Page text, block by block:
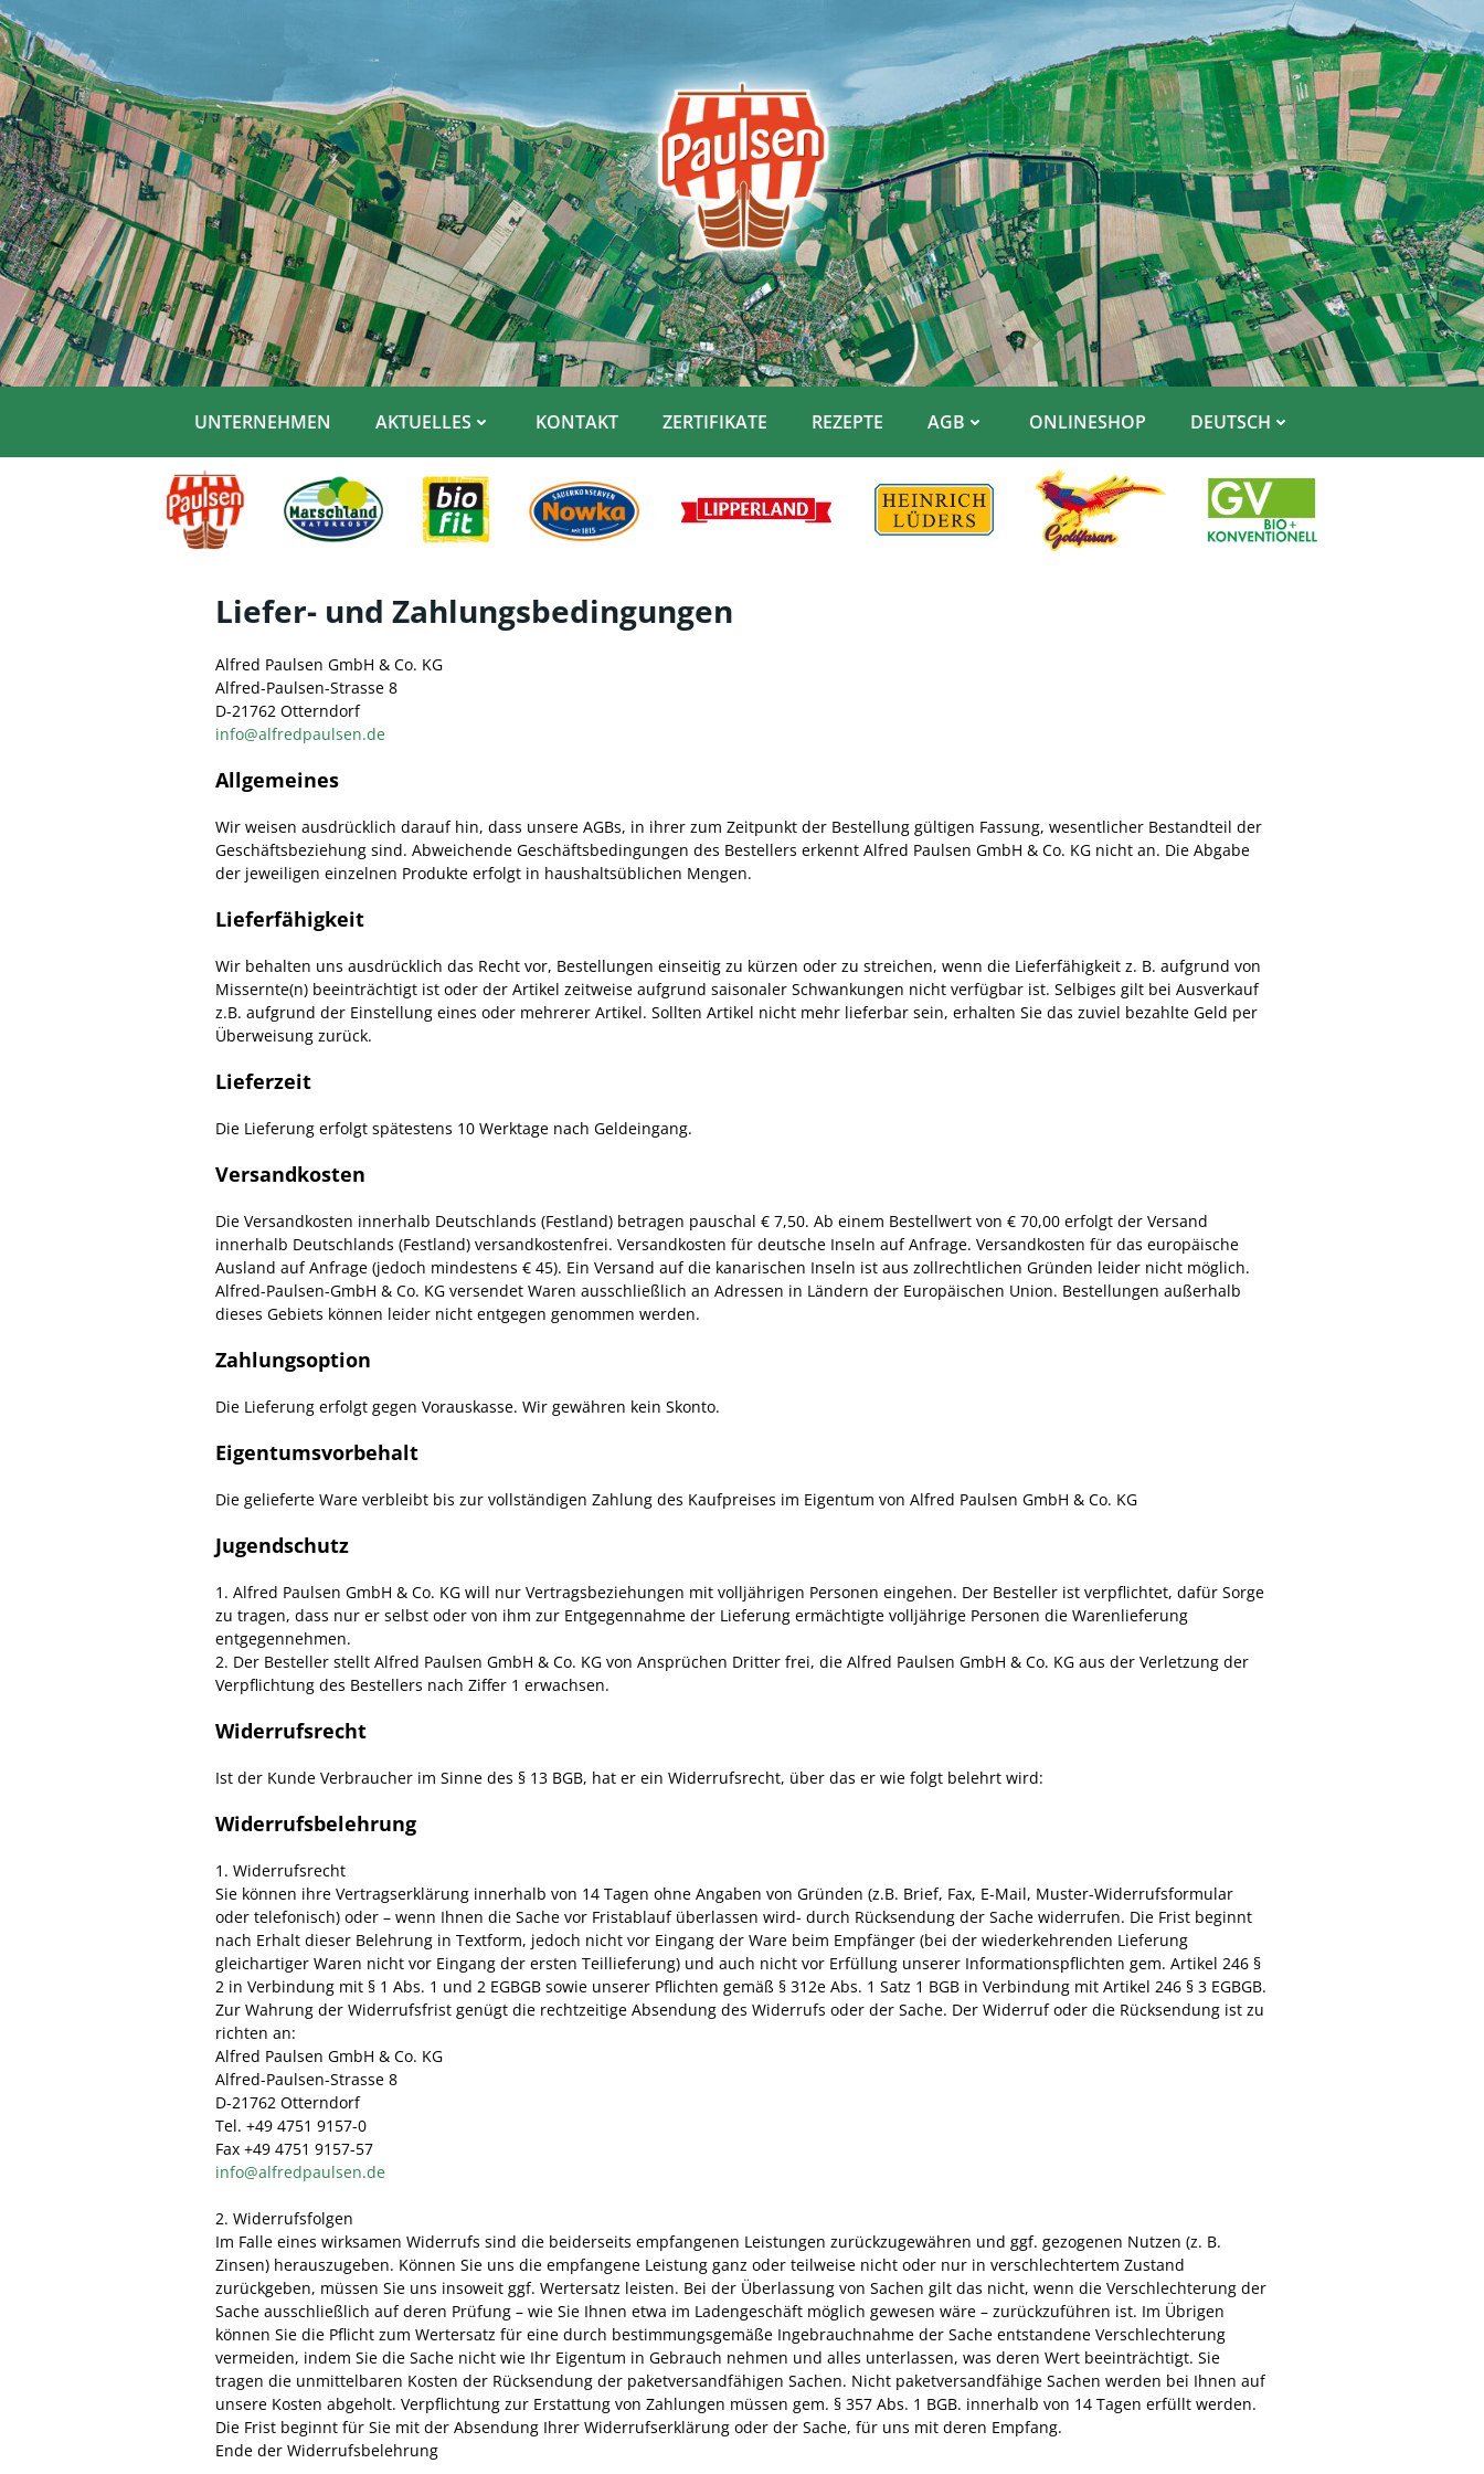
Zum
Inhalt
springen
UNTERNEHMEN AKTUELLES KONTAKT ZERTIFIKATE REZEPTE AGB ONLINESHOP DEUTSCH
Liefer- und Zahlungsbedingungen
Alfred Paulsen GmbH & Co. KG
Alfred-Paulsen-Strasse 8
D-21762 Otterndorf
info@alfredpaulsen.de
Allgemeines
Wir weisen ausdrücklich darauf hin, dass unsere AGBs, in ihrer zum Zeitpunkt der Bestellung gültigen Fassung, wesentlicher Bestandteil der
Geschäftsbeziehung sind. Abweichende Geschäftsbedingungen des Bestellers erkennt Alfred Paulsen GmbH & Co. KG nicht an. Die Abgabe
der jeweiligen einzelnen Produkte erfolgt in haushaltsüblichen Mengen.
Lieferfähigkeit
Wir behalten uns ausdrücklich das Recht vor, Bestellungen einseitig zu kürzen oder zu streichen, wenn die Lieferfähigkeit z. B. aufgrund von
Missernte(n) beeinträchtigt ist oder der Artikel zeitweise aufgrund saisonaler Schwankungen nicht verfügbar ist. Selbiges gilt bei Ausverkauf
z.B. aufgrund der Einstellung eines oder mehrerer Artikel. Sollten Artikel nicht mehr lieferbar sein, erhalten Sie das zuviel bezahlte Geld per
Überweisung zurück.
Lieferzeit
Die Lieferung erfolgt spätestens 10 Werktage nach Geldeingang.
Versandkosten
Die Versandkosten innerhalb Deutschlands (Festland) betragen pauschal € 7,50. Ab einem Bestellwert von € 70,00 erfolgt der Versand
innerhalb Deutschlands (Festland) versandkostenfrei. Versandkosten für deutsche Inseln auf Anfrage. Versandkosten für das europäische
Ausland auf Anfrage (jedoch mindestens € 45). Ein Versand auf die kanarischen Inseln ist aus zollrechtlichen Gründen leider nicht möglich.
Alfred-Paulsen-GmbH & Co. KG versendet Waren ausschließlich an Adressen in Ländern der Europäischen Union. Bestellungen außerhalb
dieses Gebiets können leider nicht entgegen genommen werden.
Zahlungsoption
Die Lieferung erfolgt gegen Vorauskasse. Wir gewähren kein Skonto.
Eigentumsvorbehalt
Die gelieferte Ware verbleibt bis zur vollständigen Zahlung des Kaufpreises im Eigentum von Alfred Paulsen GmbH & Co. KG
Jugendschutz
1. Alfred Paulsen GmbH & Co. KG will nur Vertragsbeziehungen mit volljährigen Personen eingehen. Der Besteller ist verpflichtet, dafür Sorge
zu tragen, dass nur er selbst oder von ihm zur Entgegennahme der Lieferung ermächtigte volljährige Personen die Warenlieferung
entgegennehmen.
2. Der Besteller stellt Alfred Paulsen GmbH & Co. KG von Ansprüchen Dritter frei, die Alfred Paulsen GmbH & Co. KG aus der Verletzung der
Verpflichtung des Bestellers nach Ziffer 1 erwachsen.
Widerrufsrecht
Ist der Kunde Verbraucher im Sinne des § 13 BGB, hat er ein Widerrufsrecht, über das er wie folgt belehrt wird:
Widerrufsbelehrung
1. Widerrufsrecht
Sie können ihre Vertragserklärung innerhalb von 14 Tagen ohne Angaben von Gründen (z.B. Brief, Fax, E-Mail, Muster-Widerrufsformular
oder telefonisch) oder – wenn Ihnen die Sache vor Fristablauf überlassen wird- durch Rücksendung der Sache widerrufen. Die Frist beginnt
nach Erhalt dieser Belehrung in Textform, jedoch nicht vor Eingang der Ware beim Empfänger (bei der wiederkehrenden Lieferung
gleichartiger Waren nicht vor Eingang der ersten Teillieferung) und auch nicht vor Erfüllung unserer Informationspflichten gem. Artikel 246 §
2 in Verbindung mit § 1 Abs. 1 und 2 EGBGB sowie unserer Pflichten gemäß § 312e Abs. 1 Satz 1 BGB in Verbindung mit Artikel 246 § 3 EGBGB.
Zur Wahrung der Widerrufsfrist genügt die rechtzeitige Absendung des Widerrufs oder der Sache. Der Widerruf oder die Rücksendung ist zu
richten an:
Alfred Paulsen GmbH & Co. KG
Alfred-Paulsen-Strasse 8
D-21762 Otterndorf
Tel. +49 4751 9157-0
Fax +49 4751 9157-57
info@alfredpaulsen.de
2. Widerrufsfolgen
Im Falle eines wirksamen Widerrufs sind die beiderseits empfangenen Leistungen zurückzugewähren und ggf. gezogenen Nutzen (z. B.
Zinsen) herauszugeben. Können Sie uns die empfangene Leistung ganz oder teilweise nicht oder nur in verschlechtertem Zustand
zurückgeben, müssen Sie uns insoweit ggf. Wertersatz leisten. Bei der Überlassung von Sachen gilt das nicht, wenn die Verschlechterung der
Sache ausschließlich auf deren Prüfung – wie Sie Ihnen etwa im Ladengeschäft möglich gewesen wäre – zurückzuführen ist. Im Übrigen
können Sie die Pflicht zum Wertersatz für eine durch bestimmungsgemäße Ingebrauchnahme der Sache entstandene Verschlechterung
vermeiden, indem Sie die Sache nicht wie Ihr Eigentum in Gebrauch nehmen und alles unterlassen, was deren Wert beeinträchtigt. Sie
tragen die unmittelbaren Kosten der Rücksendung der paketversandfähigen Sachen. Nicht paketversandfähige Sachen werden bei Ihnen auf
unsere Kosten abgeholt. Verpflichtung zur Erstattung von Zahlungen müssen gem. § 357 Abs. 1 BGB. innerhalb von 14 Tagen erfüllt werden.
Die Frist beginnt für Sie mit der Absendung Ihrer Widerrufserklärung oder der Sache, für uns mit deren Empfang.
Ende der Widerrufsbelehrung